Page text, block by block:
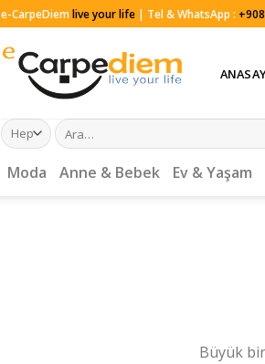
e-CarpeDiemlive your life | Tel & WhatsApp :
Ara:
Moda Anne & Bebek Ev & Yaşam
Büyük bir